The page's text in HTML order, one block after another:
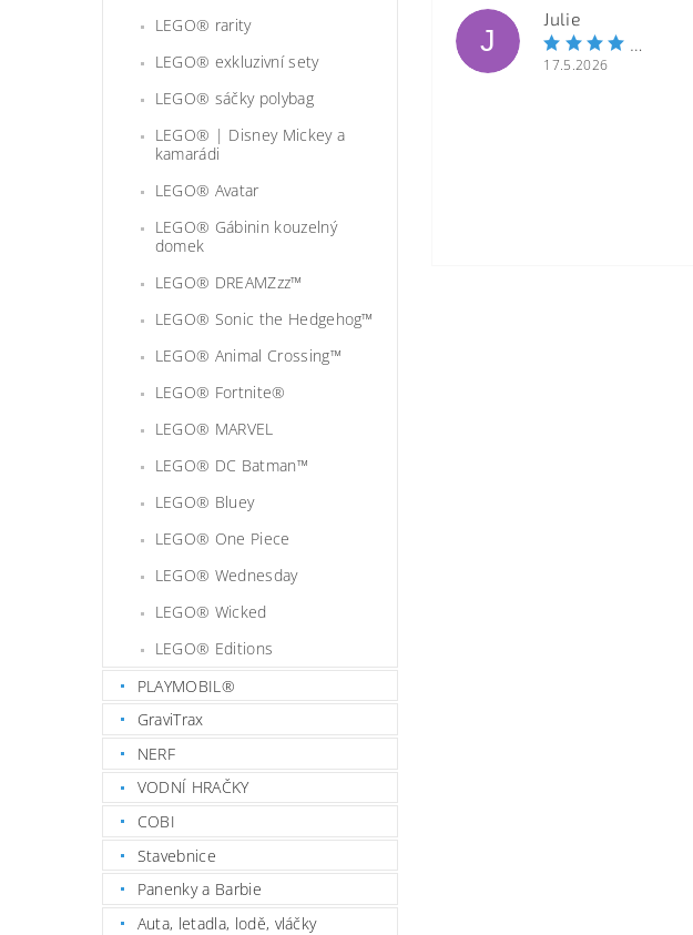
LEGO® rarity
LEGO® exkluzivní sety
LEGO® sáčky polybag
LEGO® | Disney Mickey a
kamarádi
LEGO® Avatar
LEGO® Gábinin kouzelný
domek
LEGO® DREAMZzz™
LEGO® Sonic the Hedgehog™
LEGO® Animal Crossing™
LEGO® Fortnite®
LEGO® MARVEL
LEGO® DC Batman™
LEGO® Bluey
LEGO® One Piece
LEGO® Wednesday
LEGO® Wicked
LEGO® Editions
PLAYMOBIL®
GraviTrax
NERF
VODNÍ HRAČKY
COBI
Stavebnice
Panenky a Barbie
Auta, letadla, lodě, vláčky
J
Julie
17.5.2026